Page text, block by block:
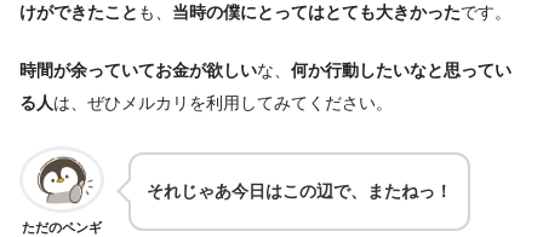
けができたこと も、 当時の僕にとってはとても大きかったです。
時間が余っていてお金が欲しいな、 何か行動したいなと思ってい
る人は、ぜひメルカリを利用してみてください。
ただのペンギ
それじゃあ今日はこの辺で、またねっ！